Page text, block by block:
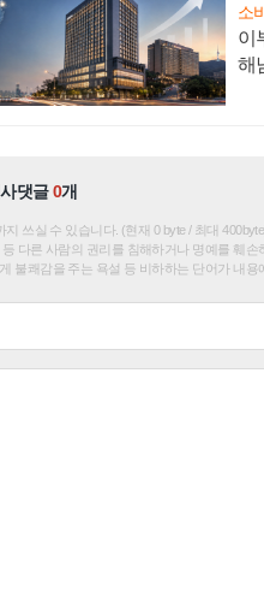
소
이
해
댓글0개
지 쓰실 수 있습니다. (현재 0 byte / 최대
등 다른 사람의 권리를 침해하거나 명예를 훼
불쾌감을 주는 욕설 등 비하하는 단어가 내